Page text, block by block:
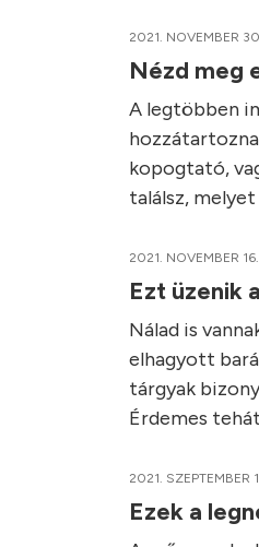
2021. NOVEMBER
Nézd meg
A legtöbben
kopogtató,
találsz,
2021. NOVEMBER 16.
Ezt üzenik
Nálad is
elhagyott
tárgyak
Érdemes
2021. SZEPTEMBER
Ezek a